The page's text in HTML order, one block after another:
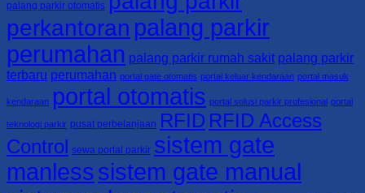
5165
palang parkir otomatis
perkantoran palang parkir
perumahan palang parkir rumah sakit palang parkir
terbaru perumahan portal gate otomatis portal keluar kendaraan portal masuk
kendaraan portal otomatis portal solusi parkir profesional portal
teknologi parkir pusat perbelanjaan RFID RFID Access
Control sewa portal parkir sistem gate
manlesssistem gate manual